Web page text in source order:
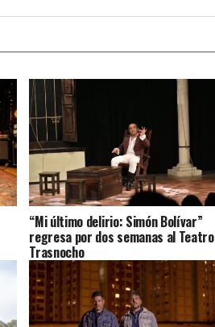
“Mi último delirio: Simón Bolívar”
regresa por dos semanas al Teatro
Trasnocho